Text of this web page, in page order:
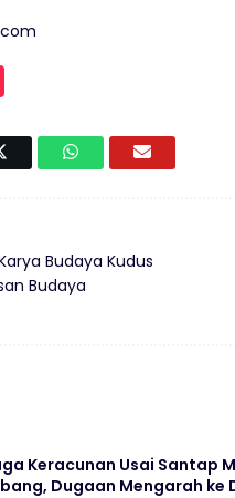
Budaya Kudus
Budaya
Keracunan Usai Santap
Dugaan Mengarah ke